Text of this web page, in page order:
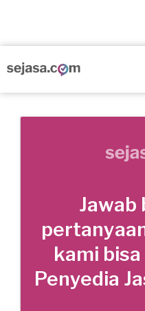
Jawab
kami
Penyedia